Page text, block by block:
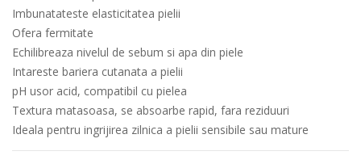
Imbunatateste elasticitatea pielii
Ofera fermitate
Echilibreaza nivelul de sebum si apa din piele
Intareste bariera cutanata a pielii
pH usor acid, compatibil cu pielea
Textura matasoasa, se absoarbe rapid, fara reziduuri
Ideala pentru ingrijirea zilnica a pielii sensibile sau mature